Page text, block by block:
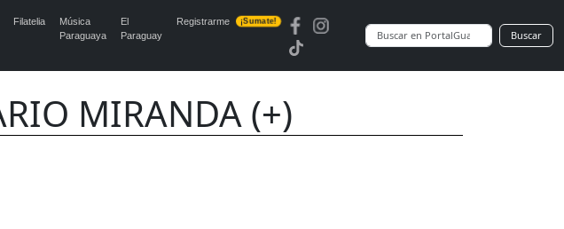
Filatelia
Música
Paraguaya
El
Paraguay
Registrarme ¡Sumate!
Buscar
MIRANDA (+)